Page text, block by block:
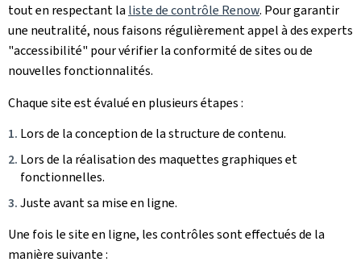
tout en respectant la liste de contrôle Renow. Pour garantir
une neutralité, nous faisons régulièrement appel à des experts
"accessibilité" pour vérifier la conformité de sites ou de
nouvelles fonctionnalités.
Chaque site est évalué en plusieurs étapes :
Lors de la conception de la structure de contenu.
Lors de la réalisation des maquettes graphiques et
fonctionnelles.
Juste avant sa mise en ligne.
Une fois le site en ligne, les contrôles sont effectués de la
manière suivante :